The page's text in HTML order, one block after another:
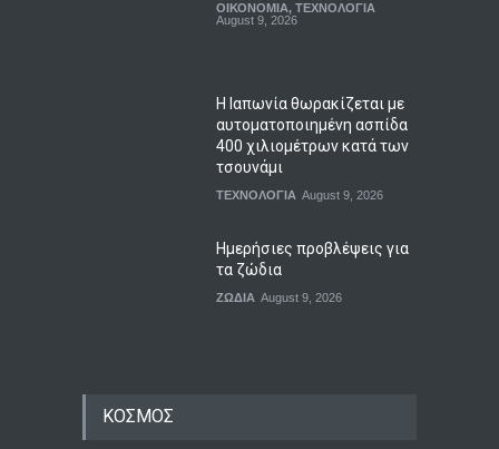
ΟΙΚΟΝΟΜΙΑ, ΤΕΧΝΟΛΟΓΙΑ
August 9, 2026
Η Ιαπωνία θωρακίζεται με
αυτοματοποιημένη ασπίδα
400 χιλιομέτρων κατά των
τσουνάμι
ΤΕΧΝΟΛΟΓΙΑ August 9, 2026
Ημερήσιες προβλέψεις για
τα ζώδια
ΖΩΔΙΑ August 9, 2026
ΚΟΣΜΟΣ